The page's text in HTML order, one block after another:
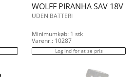
WOLFF PIRANHA SAV 18V
UDEN BATTERI
Minimumkøb: 1 stk
Varenr.: 10287
Log ind for at se pris